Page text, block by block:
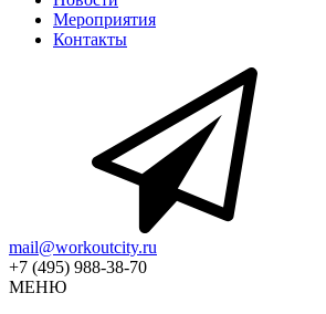
Мероприятия
Контакты
mail@workoutcity.ru
+7 (495) 988-38-70
МЕНЮ